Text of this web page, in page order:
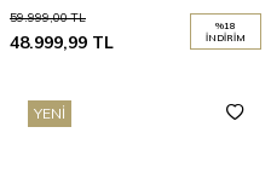
59.999,00TL
48.999,99 TL
%18
İNDIRIM
YENI